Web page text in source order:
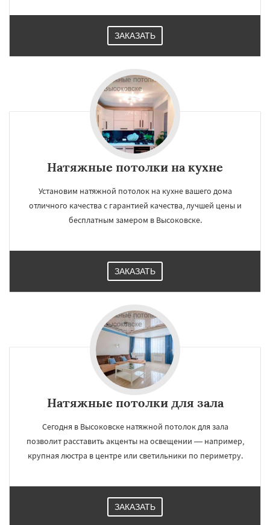
ЗАКАЗАТЬ
Натяжные потолки на кухне
Установим натяжной потолок на кухне вашего дома
отличного качества с гарантией качества, лучшей цены и
бесплатным замером в Высоковске.
ЗАКАЗАТЬ
Натяжные потолки для зала
Сегодня в Высоковске натяжной потолок для зала
позволит расставить акценты на освещении — например,
крупная люстра в центре или светильники по периметру.
ЗАКАЗАТЬ